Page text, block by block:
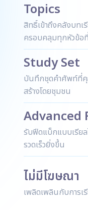
Topics
สิทธิ์เข้าถึงคลังบทเ
ครอบคลุมทุกหัวข้อที่
Study Set
บันทึกชุดคำศัพท์ที่คุ
สร้างโดยชุมชน
Advanced
รับฟีดแบ็กแบบเรีย
รวดเร็วยิ่งขึ้น
ไม่มีโฆษณา
เพลิดเพลินกับการ